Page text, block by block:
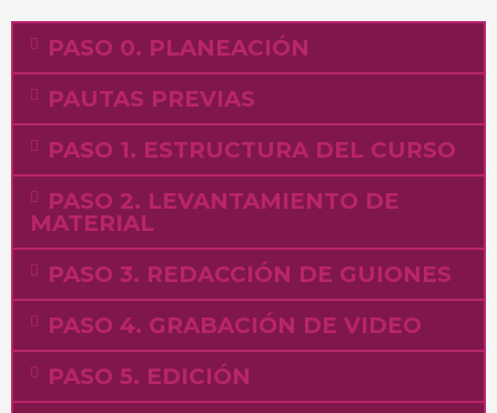
PASO 0. PLANEACIÓN
PAUTAS PREVIAS
PASO 1. ESTRUCTURA DEL CURSO
PASO 2. LEVANTAMIENTO DE
MATERIAL
PASO 3. REDACCIÓN DE GUIONES
PASO 4. GRABACIÓN DE VIDEO
PASO 5. EDICIÓN